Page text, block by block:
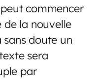
commencer
de la nouvelle
doute un
sera
par